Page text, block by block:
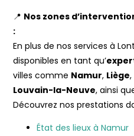
📍 Nos zones
:
En plus de nos services à
disponibles en tant qu’
villes comme Namur, Liège,
Louvain-la-Neuve, ainsi
Découvrez nos prestations
État des lieux à Namur